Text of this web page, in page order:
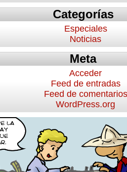
Categorías
Especiales
Noticias
Meta
Acceder
Feed de entradas
Feed de comentarios
WordPress.org